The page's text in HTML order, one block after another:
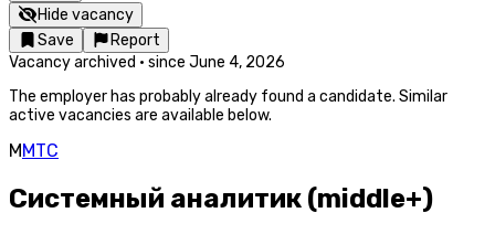
Hide vacancy
Save
Report
Vacancy archived · since June 4, 2026
The employer has probably already found a candidate. Similar
active vacancies are available below.
ММТС
Системный аналитик (middle+)